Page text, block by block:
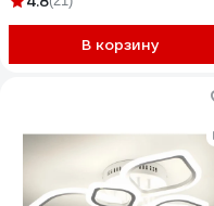
В корзину